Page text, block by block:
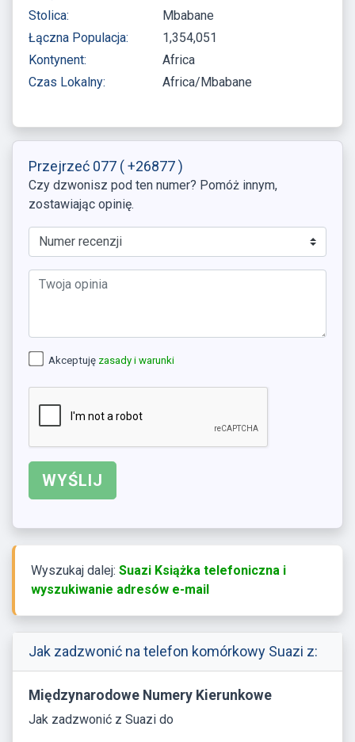
Stolica:
Mbabane
Łączna Populacja:
1,354,051
Kontynent:
Africa
Czas Lokalny:
Africa/Mbabane
Przejrzeć 077 ( +26877 )
Czy dzwonisz pod ten numer? Pomóż innym,
zostawiając opinię.
Akceptuję zasady i warunki
Wyszukaj dalej: Suazi Książka telefoniczna i
wyszukiwanie adresów e-mail
Jak zadzwonić na telefon komórkowy Suazi z:
Międzynarodowe Numery Kierunkowe
Jak zadzwonić z Suazi do